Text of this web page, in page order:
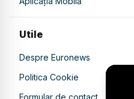
Utile
Despre Euronews
Politica Cookie